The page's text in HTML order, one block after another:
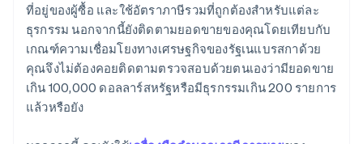
ที่อยู่ของผู้ซื้อ และใช้อัตราภาษีรวมที่ถูกต้องสำหรับแต่ละ
ธุรกรรม นอกจากนี้ยังติดตามยอดขายของคุณโดยเทียบกับ
เกณฑ์ความเชื่อมโยงทางเศรษฐกิจของรัฐเนแบรสกาด้วย
คุณจึงไม่ต้องคอยติดตามตรวจสอบด้วยตนเองว่ามียอดขาย
เกิน 100,000 ดอลลาร์สหรัฐหรือมีธุรกรรมเกิน 200 รายการ
แล้วหรือยัง